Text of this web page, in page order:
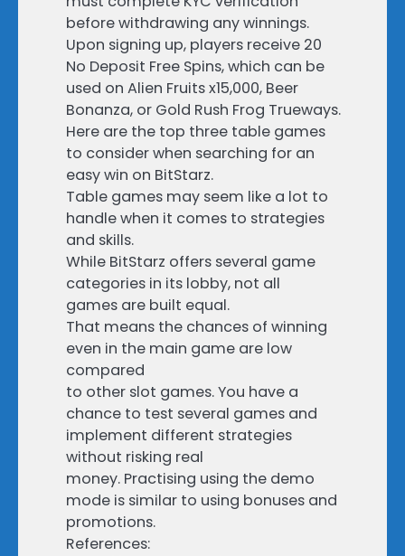
before withdrawing any winnings.
Upon signing up, players receive 20
No Deposit Free Spins, which can be
used on Alien Fruits x15,000, Beer
Bonanza, or Gold Rush Frog Trueways.
Here are the top three table games
to consider when searching for an
easy win on BitStarz.
Table games may seem like a lot to
handle when it comes to strategies
and skills.
While BitStarz offers several game
categories in its lobby, not all
games are built equal.
That means the chances of winning
even in the main game are low
compared
to other slot games. You have a
chance to test several games and
implement different strategies
without risking real
money. Practising using the demo
mode is similar to using bonuses and
promotions.
References: